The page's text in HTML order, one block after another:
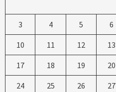
3 4 5 6
10 11 12 13
17 18 19 20
24 25 26 27